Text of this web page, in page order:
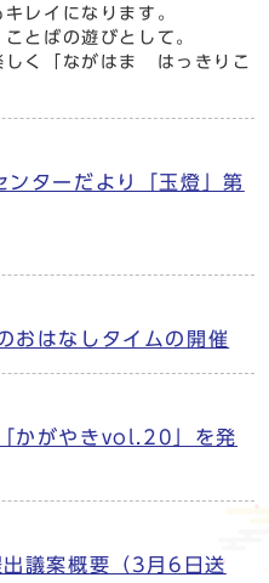
レイになります。
とばの遊びとして。
しく「ながはま はっきりこ
ターだより「玉燈」第
おはなしタイムの開催
かがやきvol.20」を発
議案概要（3月6日送